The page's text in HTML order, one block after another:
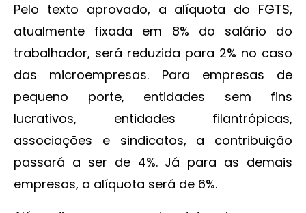
Pelo texto aprovado, a alíquota do FGTS,
atualmente fixada em 8% do salário do
trabalhador, será reduzida para 2% no caso
das microempresas. Para empresas de
pequeno porte, entidades sem fins
lucrativos, entidades filantrópicas,
associações e sindicatos, a contribuição
passará a ser de 4%. Já para as demais
empresas, a alíquota será de 6%.